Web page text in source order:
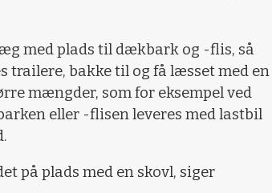
med plads til dækbark og -flis, så
trailere, bakke til og få læsset med en
mængder, som for eksempel ved
eller -flisen leveres med lastbil
på plads med en skovl, siger